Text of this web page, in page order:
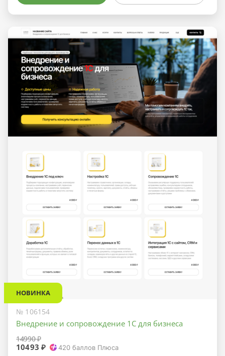
НОВИНКА
№ 106154
Внедрение и сопровождение 1С для бизнеса
14990 ₽
10493 ₽ 420 баллов Плюса